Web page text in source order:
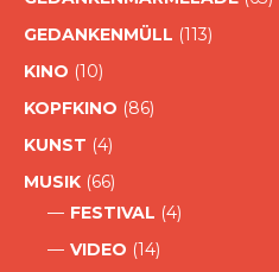
GEDANKENMÜLL (113)
KINO (10)
KOPFKINO (86)
KUNST (4)
MUSIK (66)
FESTIVAL (4)
VIDEO (14)